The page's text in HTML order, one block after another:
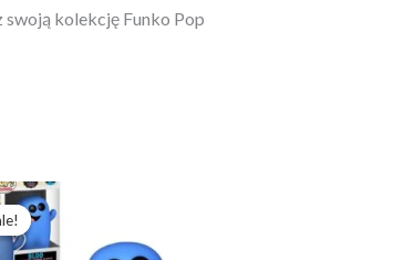
kolekcję Funko Pop
Pierwotna
cena
wynosiła:
81,19 zł.
57,99 zł.